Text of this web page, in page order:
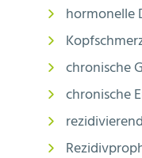
hormonelle
chronische
chronische